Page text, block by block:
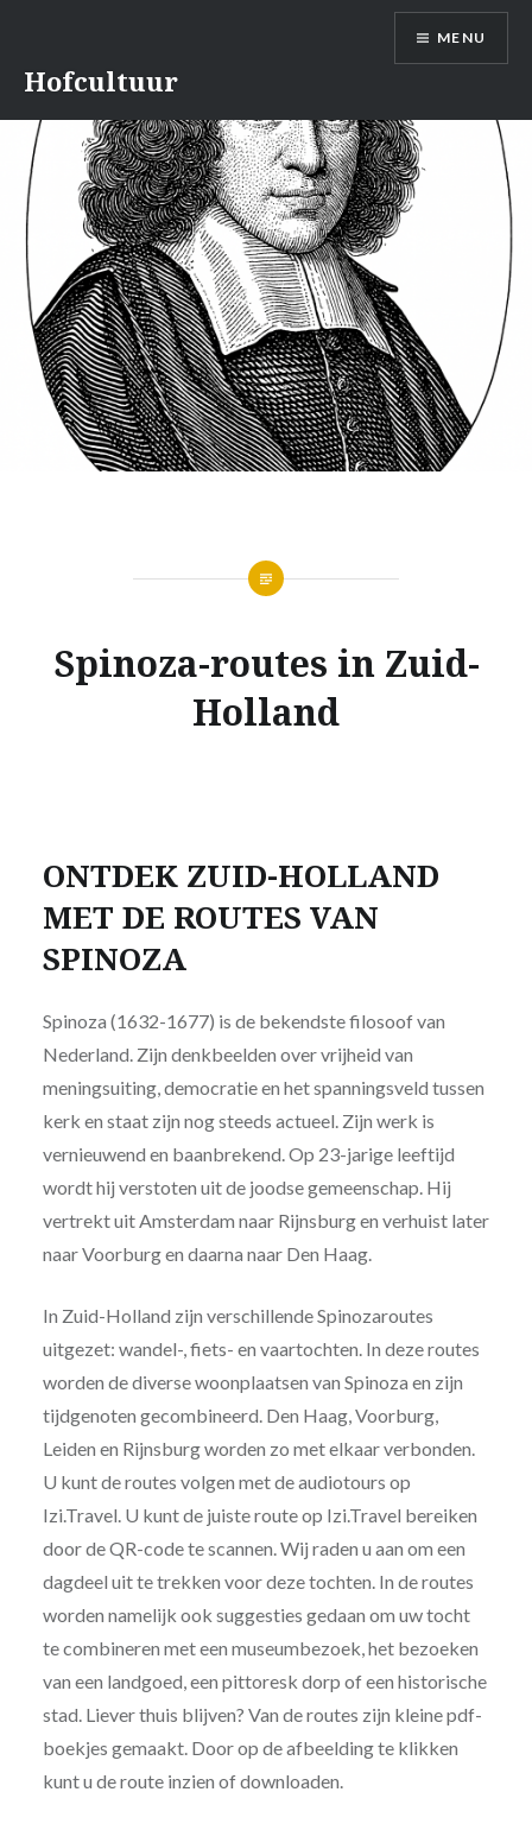
inhoudHofcultuur
MENU
Spinoza-routes in Zuid-
Holland
ONTDEK ZUID-HOLLAND
MET DE ROUTES VAN
SPINOZA
Spinoza (1632-1677) is de bekendste filosoof van
Nederland. Zijn denkbeelden over vrijheid van
meningsuiting, democratie en het spanningsveld tussen
kerk en staat zijn nog steeds actueel. Zijn werk is
vernieuwend en baanbrekend. Op 23-jarige leeftijd
wordt hij verstoten uit de joodse gemeenschap. Hij
vertrekt uit Amsterdam naar Rijnsburg en verhuist later
naar Voorburg en daarna naar Den Haag.
In Zuid-Holland zijn verschillende Spinozaroutes
uitgezet: wandel-, fiets- en vaartochten. In deze routes
worden de diverse woonplaatsen van Spinoza en zijn
tijdgenoten gecombineerd. Den Haag, Voorburg,
Leiden en Rijnsburg worden zo met elkaar verbonden.
U kunt de routes volgen met de audiotours op
Izi.Travel. U kunt de juiste route op Izi.Travel bereiken
door de QR-code te scannen. Wij raden u aan om een
dagdeel uit te trekken voor deze tochten. In de routes
worden namelijk ook suggesties gedaan om uw tocht
te combineren met een museumbezoek, het bezoeken
van een landgoed, een pittoresk dorp of een historische
stad. Liever thuis blijven? Van de routes zijn kleine pdf-
boekjes gemaakt. Door op de afbeelding te klikken
kunt u de route inzien of downloaden.